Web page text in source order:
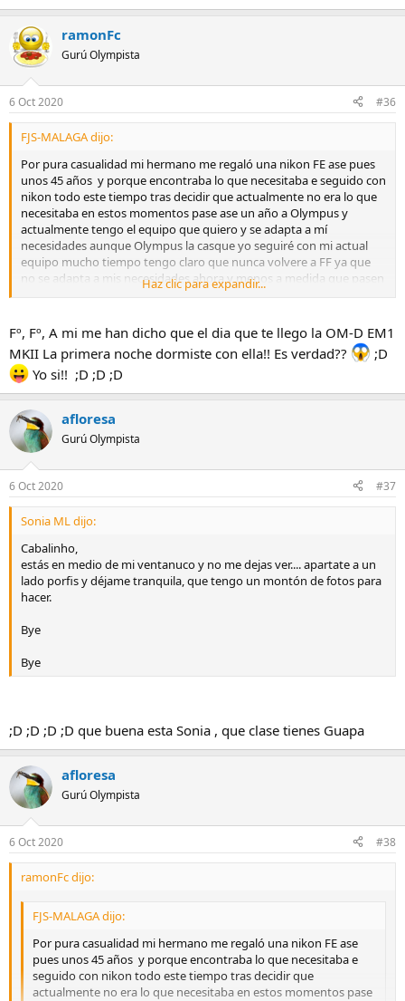
ramonFc
Gurú Olympista
6 Oct 2020 #36
FJS-MALAGA dijo:
Por pura casualidad mi hermano me regaló una nikon FE ase pues
unos 45 años y porque encontraba lo que necesitaba e seguido con
nikon todo este tiempo tras decidir que actualmente no era lo que
necesitaba en estos momentos pase ase un año a Olympus y
actualmente tengo el equipo que quiero y se adapta a mí
necesidades aunque Olympus la casque yo seguiré con mi actual
equipo mucho tiempo tengo claro que nunca volvere a FF ya que
no se adapta a mis necesidades ahora y menos a medida que pasen
Haz clic para expandir...
Fº, Fº, A mi me han dicho que el dia que te llego la OM-D EM1
MKII La primera noche dormiste con ella!! Es verdad??
;D
Yo si!! ;D ;D ;D
afloresa
Gurú Olympista
6 Oct 2020 #37
Sonia ML dijo:
Cabalinho,
estás en medio de mi ventanuco y no me dejas ver.... apartate a un
lado porfis y déjame tranquila, que tengo un montón de fotos para
hacer.
Bye
Bye
;D ;D ;D ;D que buena esta Sonia , que clase tienes Guapa
afloresa
Gurú Olympista
6 Oct 2020 #38
ramonFc dijo:
FJS-MALAGA dijo:
Por pura casualidad mi hermano me regaló una nikon FE ase
pues unos 45 años y porque encontraba lo que necesitaba e
seguido con nikon todo este tiempo tras decidir que
actualmente no era lo que necesitaba en estos momentos pase